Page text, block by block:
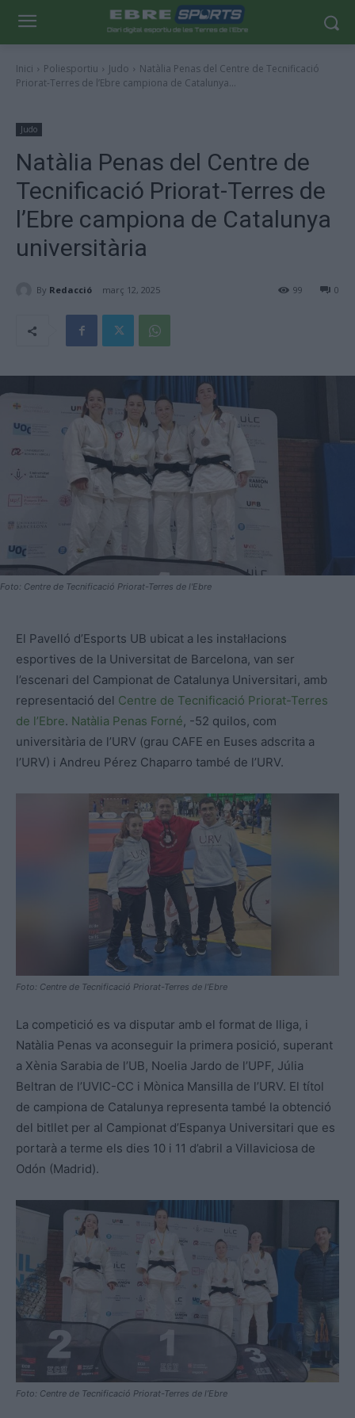
Inici Poliesportiu Judo
Natàlia Penas del Centre de Tecnificació
Priorat-Terres de l’Ebre campiona de Catalunya...
Judo
Natàlia Penas del Centre de
Tecnificació Priorat-Terres de
l’Ebre campiona de Catalunya
universitària
By Redacció març 12, 2025 0
99
Foto: Centre de Tecnificació Priorat-Terres de l'Ebre
El Pavelló d’Esports UB ubicat a les instal·lacions
esportives de la Universitat de Barcelona, van ser
l’escenari del Campionat de Catalunya Universitari, amb
representació del Centre de Tecnificació Priorat-Terres
de l’Ebre. Natàlia Penas Forné, -52 quilos, com
universitària de l’URV (grau CAFE en Euses adscrita a
l’URV) i Andreu Pérez Chaparro també de l’URV.
Foto: Centre de Tecnificació Priorat-Terres de l’Ebre
La competició es va disputar amb el format de lliga, i
Natàlia Penas va aconseguir la primera posició, superant
a Xènia Sarabia de l’UB, Noelia Jardo de l’UPF, Júlia
Beltran de l’UVIC-CC i Mònica Mansilla de l’URV. El títol
de campiona de Catalunya representa també la obtenció
del bitllet per al Campionat d’Espanya Universitari que es
portarà a terme els dies 10 i 11 d’abril a Villaviciosa de
Odón (Madrid).
Foto: Centre de Tecnificació Priorat-Terres de l’Ebre